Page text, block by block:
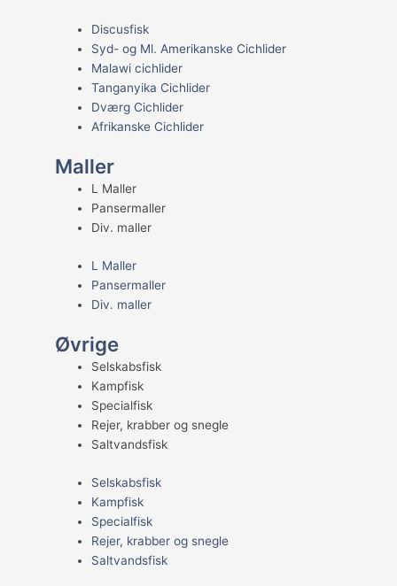
Discusfisk
Syd- og Ml. Amerikanske Cichlider
Malawi cichlider
Tanganyika Cichlider
Dværg Cichlider
Afrikanske Cichlider
Maller
L Maller
Pansermaller
Div. maller
L Maller
Pansermaller
Div. maller
Øvrige
Selskabsfisk
Kampfisk
Specialfisk
Rejer, krabber og snegle
Saltvandsfisk
Selskabsfisk
Kampfisk
Specialfisk
Rejer, krabber og snegle
Saltvandsfisk